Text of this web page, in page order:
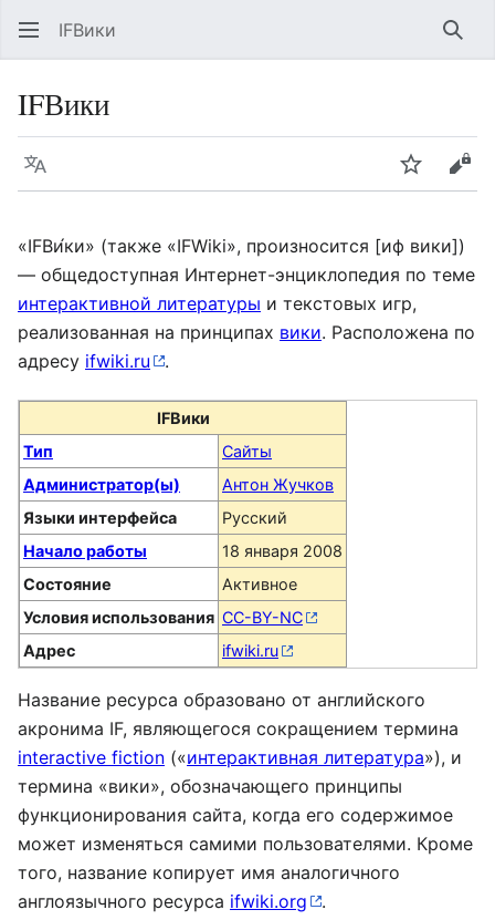
IFВики
IFВики
Язык Следить
«IFВи́ки» (также «IFWiki», произносится [иф вики])
— общедоступная Интернет-энциклопедия по теме
интерактивной литературы и текстовых игр,
реализованная на принципах вики. Расположена по
адресу ifwiki.ru .
IFВики
Тип
Сайты
Администратор(ы)
Антон Жучков
Языки интерфейса
Русский
Начало работы
18 января 2008
Состояние
Активное
Условия использования CC-BY-NC
Адрес
ifwiki.ru
Название ресурса образовано от английского
акронима IF, являющегося сокращением термина
interactive fiction («интерактивная литература»), и
термина «вики», обозначающего принципы
функционирования сайта, когда его содержимое
может изменяться самими пользователями. Кроме
того, название копирует имя аналогичного
англоязычного ресурса ifwiki.org .